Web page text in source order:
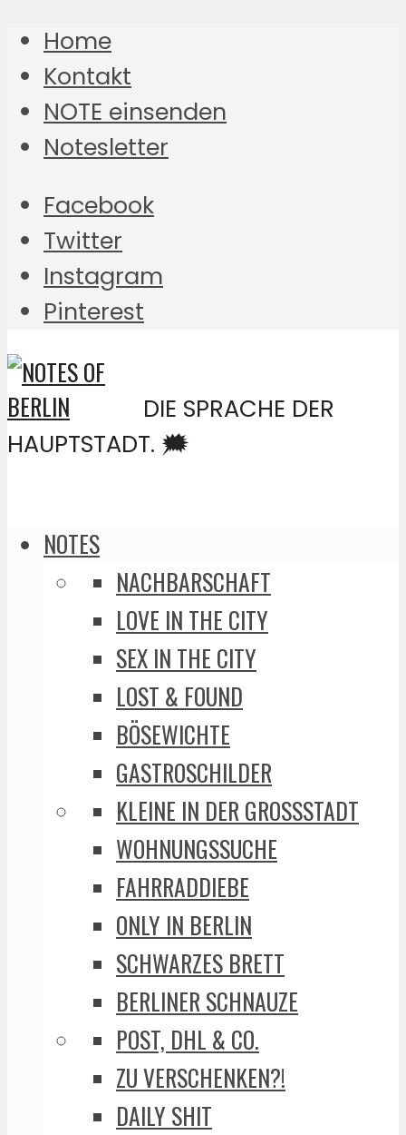
Home
Kontakt
NOTE einsenden
Notesletter
Facebook
Twitter
Instagram
Pinterest
DIE SPRACHE DER
HAUPTSTADT. 🗯️
NOTES
NACHBARSCHAFT
LOVE IN THE CITY
SEX IN THE CITY
LOST & FOUND
BÖSEWICHTE
GASTROSCHILDER
KLEINE IN DER GROSSSTADT
WOHNUNGSSUCHE
FAHRRADDIEBE
ONLY IN BERLIN
SCHWARZES BRETT
BERLINER SCHNAUZE
POST, DHL & CO.
ZU VERSCHENKEN?!
DAILY SHIT